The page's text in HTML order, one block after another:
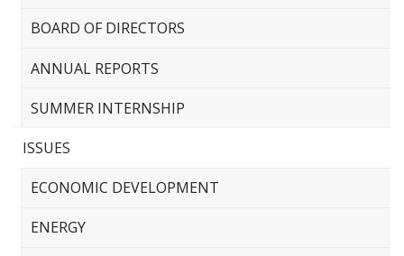
BOARD OF DIRECTORS
ANNUAL REPORTS
SUMMER INTERNSHIP
ISSUES
ECONOMIC DEVELOPMENT
ENERGY